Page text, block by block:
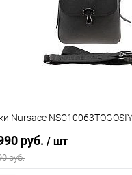
Nursace
руб. / шт
руб.